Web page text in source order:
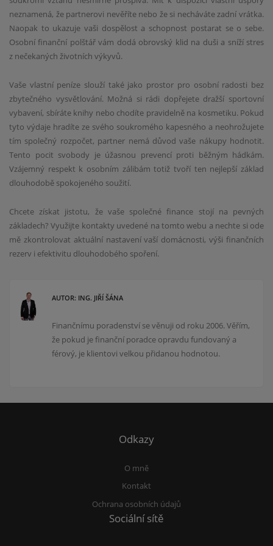
neznamená, že partnerovi nevěříte nebo že si necháváte zadní vrátka.
Naopak to ukazuje vaši dospělost a schopnost postarat se o sebe.
Osobní finanční polštář vám dodá obrovský klid na duši a sníží stres
z nečekaných životních výkyvů.
Vaše vlastní peníze slouží také jako prostor pro osobní radosti bez
zbytečného vysvětlování. Možná si rádi dopřejete dražší sportovní
vybavení, sbíráte knihy nebo chodíte pravidelně na kosmetiku. Pokud
tyto výdaje hradíte ze svého soukromého kapesného a neohrožujete
tím společný rozpočet, partner nemá důvod vaše nákupy hodnotit.
Tento pocit svobody je úžasnou prevencí proti běžným hádkám.
Vzájemný respekt k osobním zálibám totiž tvoří ten nejlepší základ
dlouhodobě spokojeného soužití.
Chcete získat jistotu, že vaše společné finance stojí na pevných
základech? Využijte kontakty uvedené na tomto webu a nechte si ode
mě zkontrolovat aktuální nastavení vaší domácnosti, výši finančních
rezerv i efektivitu dlouhodobého spoření.
AUTOR: ING. JIŘÍ ŠÁNA
Finančnímu poradenství se věnuji od roku 2006. Věřím,
že pokud je finanční poradce opravdu fundovaný a
férový, je klientovi velkou přidanou hodnotou.
Odkazy
O mně
Kontakt
Ochrana osobních údajů
Sociální sítě